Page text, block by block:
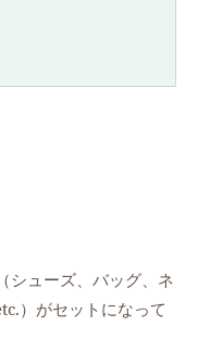
シューズ、バッグ、ネ
）がセットになって